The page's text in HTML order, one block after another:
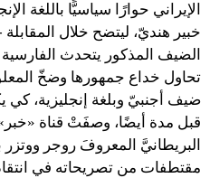
الإيراني حوارًا سياسيًّا باللغة
خبير هنديّ، ليتضح خلال
الضيف المذكور يتحدث الفارسية
تحاول خداع جمهورها وضخّ
ضيف أجنبيّ وبلغة إنجليزية، كي
قبل مدة أيضًا، وصفَتْ قناة «خبر»
البريطانيَّ المعروفَ روجر
مقتطفات من تصريحاته في